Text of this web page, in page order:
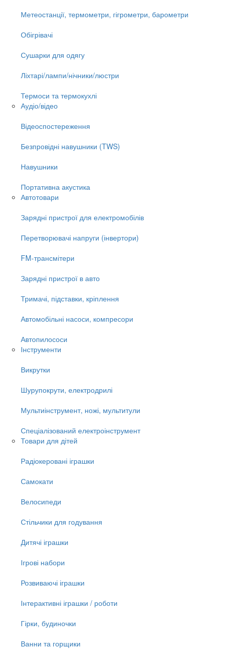
Метеостанції, термометри, гігрометри, барометри
Обігрівачі
Сушарки для одягу
Ліхтарі/лампи/нічники/люстри
Термоси та термокухлі
Аудіо/відео
Відеоспостереження
Безпровідні навушники (TWS)
Навушники
Портативна акустика
Автотовари
Зарядні пристрої для електромобілів
Перетворювачі напруги (інвертори)
FM-трансмітери
Зарядні пристрої в авто
Тримачі, підставки, кріплення
Автомобільні насоси, компресори
Автопилососи
Інструменти
Викрутки
Шурупокрути, електродрилі
Мультиінструмент, ножі, мультитули
Спеціалізований електроінструмент
Товари для дітей
Радіокеровані іграшки
Самокати
Велосипеди
Стільчики для годування
Дитячі іграшки
Ігрові набори
Розвиваючі іграшки
Інтерактивні іграшки / роботи
Гірки, будиночки
Ванни та горщики